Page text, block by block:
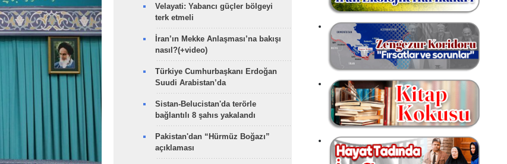
Velayati: Yabancı güçler bölgeyi
terk etmeli
İran’ın Mekke Anlaşması’na bakışı
nasıl?(+video)
Türkiye Cumhurbaşkanı Erdoğan
Suudi Arabistan’da
Sistan-Belucistan'da terörle
bağlantılı 8 şahıs yakalandı
Pakistan'dan “Hürmüz Boğazı”
açıklaması